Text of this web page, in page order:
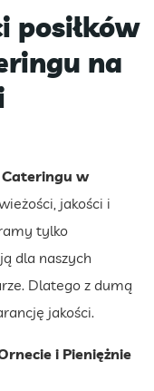
posiłków
na
w
jakości i
tylko
dla naszych
Dlatego z dumą
jakości.
i Pieniężnie